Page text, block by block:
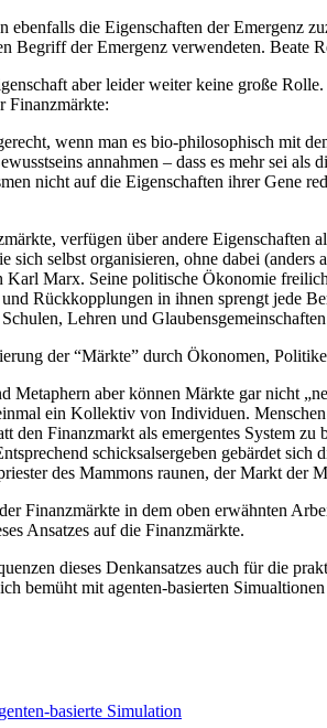
die Eigenschaften der Emergenz
Begriff der Emergenz verwendeten. Beate
aber leider weiter keine große
Finanzmärkte:
wenn man es bio-philosophisch mit
annahmen – dass es mehr sei
nicht auf die Eigenschaften ihrer Gene
verfügen über andere
sich selbst organisieren, ohne dabei
Karl Marx. Seine politische Ökonomie
und Rückkopplungen in ihnen sprengt jede
Lehren und
der “Märkte” durch Ökonomen,
Metaphern aber können Märkte gar nicht
ein Kollektiv von Individuen.
Finanzmarkt als emergentes System
schicksalsergeben gebärdet
des Mammons raunen, der Markt der
Finanzmärkte in dem oben erwähnten
Ansatzes auf die Finanzmärkte.
dieses Denkansatzes auch für die
bemüht mit agenten-basierten
basierte Simulation